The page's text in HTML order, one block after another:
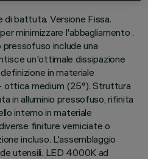
battuta. Versione Fissa.
minimizzare l'abbagliamento .
pressofuso include una
un'ottimale dissipazione
in materiale
medium (25°). Struttura
in alluminio pressofuso, rifinita
interno in materiale
finiture verniciate o
incluso. L'assemblaggio
utensili. LED 4000K ad